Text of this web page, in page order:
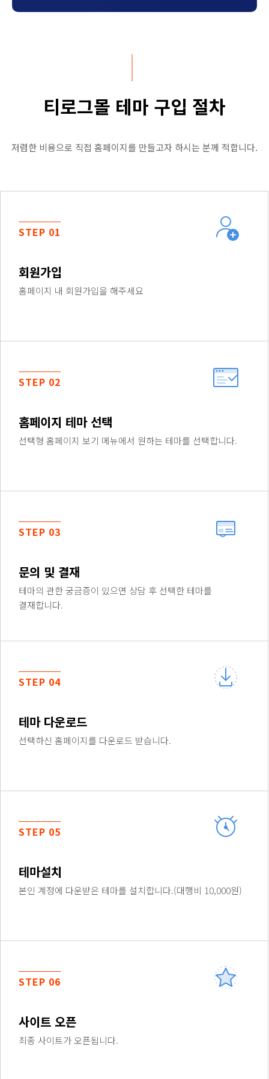
티로그몰 테마 구입 절차
저렴한 비용으로 직접 홈페이지를 만들고자 하시는 분께 적합니다.
STEP 01
회원가입
홈페이지 내 회원가입을 해주세요
STEP 02
홈페이지 테마 선택
선택형 홈페이지 보기 메뉴에서 원하는 테마를 선택합니다.
STEP 03
문의 및 결재
테마의 관한 궁금증이 있으면 상담 후 선택한 테마를
결재합니다.
STEP 04
테마 다운로드
선택하신 홈페이지를 다운로드 받습니다.
STEP 05
테마설치
본인 계정에 다운받은 테마를 설치합니다.(대행비 10,000원)
STEP 06
사이트 오픈
최종 사이트가 오픈됩니다.